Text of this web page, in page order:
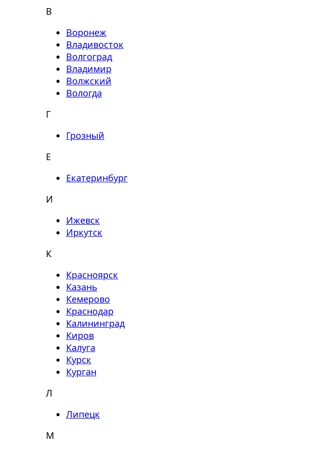
В
Воронеж
Владивосток
Волгоград
Владимир
Волжский
Вологда
Г
Грозный
Е
Екатеринбург
И
Ижевск
Иркутск
К
Красноярск
Казань
Кемерово
Краснодар
Калининград
Киров
Калуга
Курск
Курган
Л
Липецк
М